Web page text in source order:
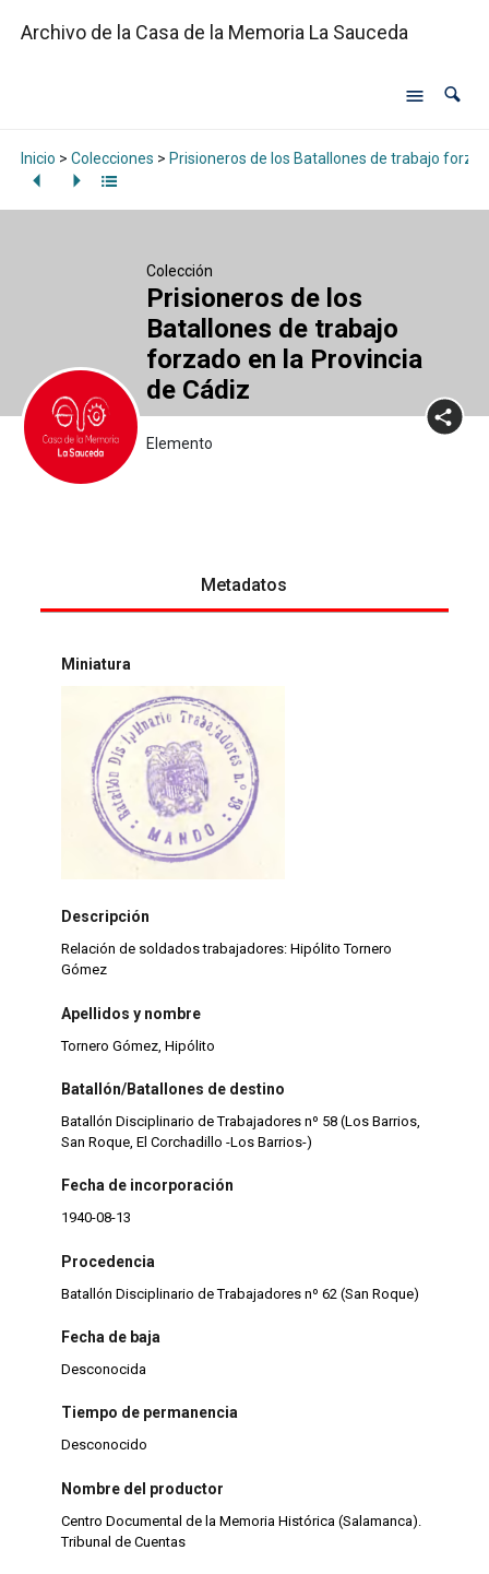
Archivo de la Casa de la Memoria La Sauceda
Inicio > Colecciones > Prisioneros de los Batallones de trabajo
Colección
Prisioneros de los
Batallones de trabajo
forzado en la Provincia
de Cádiz
Elemento
Metadatos
Miniatura
Descripción
Relación de soldados trabajadores: Hipólito Tornero
Gómez
Apellidos y nombre
Tornero Gómez, Hipólito
Batallón/Batallones de destino
Batallón Disciplinario de Trabajadores nº 58 (Los Barrios,
San Roque, El Corchadillo -Los Barrios-)
Fecha de incorporación
1940-08-13
Procedencia
Batallón Disciplinario de Trabajadores nº 62 (San Roque)
Fecha de baja
Desconocida
Tiempo de permanencia
Desconocido
Nombre del productor
Centro Documental de la Memoria Histórica (Salamanca).
Tribunal de Cuentas